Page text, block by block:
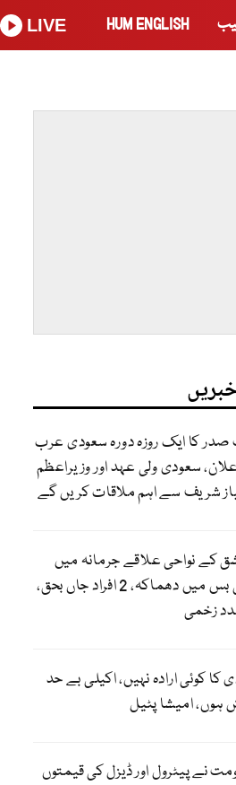
HUM ENGLISH
LIVE
صدر کا ایک روزہ دورہ سعودی عرب
سعودی ولی عہد اور وزیراعظم
شریف سے اہم ملاقات کریں گے
کے نواحی علاقے جرمانہ میں
منی بس میں دھماکہ، 2 افراد جاں بحق،
زخمی
کا کوئی ارادہ نہیں، اکیلی بے حد
ہوں، امیشا پٹیل
نے پیٹرول اور ڈیزل کی قیمتوں